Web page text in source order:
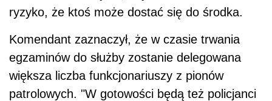
ryzyko, że ktoś może dostać się do środka.
Komendant zaznaczył, że w czasie trwania
egzaminów do służby zostanie delegowana
większa liczba funkcjonariuszy z pionów
patrolowych. "W gotowości będą też policjanci